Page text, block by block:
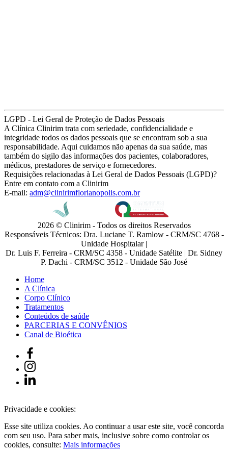
LGPD - Lei Geral de Proteção de Dados Pessoais
A Clínica Clinirim trata com seriedade, confidencialidade e
integridade todos os dados pessoais que se encontram sob a sua
responsabilidade. Aqui cuidamos não apenas da sua saúde, mas
também do sigilo das informações dos pacientes, colaboradores,
médicos, prestadores de serviço e fornecedores.
Requisições relacionadas à Lei Geral de Dados Pessoais (LGPD)?
Entre em contato com a Clinirim
E-mail: adm@clinirimflorianopolis.com.br
2026 © Clinirim - Todos os direitos Reservados
Responsáveis Técnicos: Dra. Luciane T. Ramlow - CRM/SC 4768 -
Unidade Hospitalar |
Dr. Luis F. Ferreira - CRM/SC 4358 - Unidade Satélite | Dr. Sidney
P. Dachi - CRM/SC 3512 - Unidade São José
Home
A Clínica
Corpo Clínico
Tratamentos
Conteúdos de saúde
PARCERIAS E CONVÊNIOS
Canal de Bioética
Privacidade e cookies:
Esse site utiliza cookies. Ao continuar a usar este site, você concorda
com seu uso. Para saber mais, inclusive sobre como controlar os
cookies, consulte: Mais informações